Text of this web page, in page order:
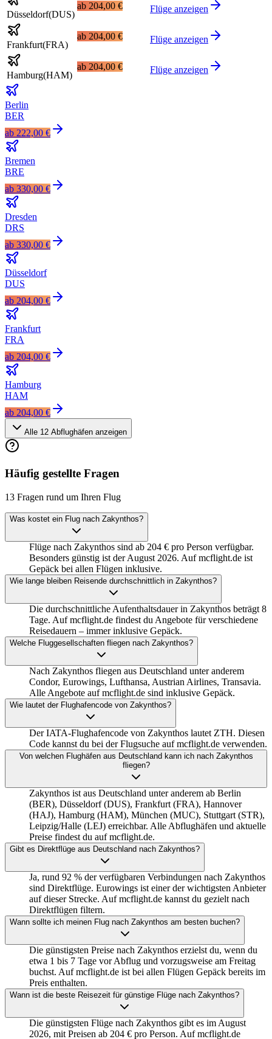
Düsseldorf(DUS)
ab 204,00 € Flüge anzeigen
Frankfurt(FRA)
ab 204,00 € Flüge anzeigen
Hamburg(HAM)
ab 204,00 € Flüge anzeigen
Berlin
BER
ab 222,00 €
Bremen
BRE
ab 330,00 €
Dresden
DRS
ab 330,00 €
Düsseldorf
DUS
ab 204,00 €
Frankfurt
FRA
ab 204,00 €
Hamburg
HAM
ab 204,00 €
Alle 12 Abflughäfen anzeigen
Häufig gestellte Fragen
13 Fragen rund um Ihren Flug
Was kostet ein Flug nach Zakynthos?
Flüge nach Zakynthos sind ab 204 € pro Person verfügbar.
Besonders günstig ist der August 2026. Auf mcflight.de ist
Gepäck bei allen Flügen inklusive.
Wie lange bleiben Reisende durchschnittlich in Zakynthos?
Die durchschnittliche Aufenthaltsdauer in Zakynthos beträgt 8
Tage. Auf mcflight.de findest du Angebote für verschiedene
Reisedauern – immer inklusive Gepäck.
Welche Fluggesellschaften fliegen nach Zakynthos?
Nach Zakynthos fliegen aus Deutschland unter anderem
Condor, Eurowings, Lufthansa, Austrian Airlines, Transavia.
Alle Angebote auf mcflight.de sind inklusive Gepäck.
Wie lautet der Flughafencode von Zakynthos?
Der IATA-Flughafencode von Zakynthos lautet ZTH. Diesen
Code kannst du bei der Flugsuche auf mcflight.de verwenden.
Von welchen Flughäfen aus Deutschland kann ich nach Zakynthos
fliegen?
Zakynthos ist aus Deutschland unter anderem ab Berlin
(BER), Düsseldorf (DUS), Frankfurt (FRA), Hannover
(HAJ), Hamburg (HAM), München (MUC), Stuttgart (STR),
Leipzig/Halle (LEJ) erreichbar. Alle Abflughäfen und aktuelle
Preise findest du auf mcflight.de.
Gibt es Direktflüge aus Deutschland nach Zakynthos?
Ja, rund 92 % der verfügbaren Verbindungen nach Zakynthos
sind Direktflüge. Eurowings ist einer der wichtigsten Anbieter
auf dieser Strecke. Auf mcflight.de kannst du gezielt nach
Direktflügen filtern.
Wann sollte ich meinen Flug nach Zakynthos am besten buchen?
Die günstigsten Preise nach Zakynthos erzielst du, wenn du
etwa 1 bis 7 Tage vor Abflug und vorzugsweise am Freitag
buchst. Auf mcflight.de ist bei allen Flügen Gepäck bereits im
Preis enthalten.
Wann ist die beste Reisezeit für günstige Flüge nach Zakynthos?
Die günstigsten Flüge nach Zakynthos gibt es im August
2026, mit Preisen ab 204 € pro Person. Auf mcflight.de